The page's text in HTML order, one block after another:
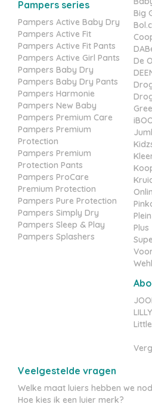
Pampers series
Pampers Active Baby Dry
Pampers Active Fit
Pampers Active Fit Pants
Pampers Active Girl Pants
Pampers Baby Dry
Pampers Baby Dry Pants
Pampers Harmonie
Pampers New Baby
Pampers Premium Care
Pampers Premium
Protection
Pampers Premium
Protection Pants
Pampers ProCare
Premium Protection
Pampers Pure Protection
Pampers Simply Dry
Pampers Sleep & Play
Pampers Splashers
Big
De
Plein
Plus
Veelgestelde vragen
Welke maat luiers hebben we
Hoe kies ik een luier merk?